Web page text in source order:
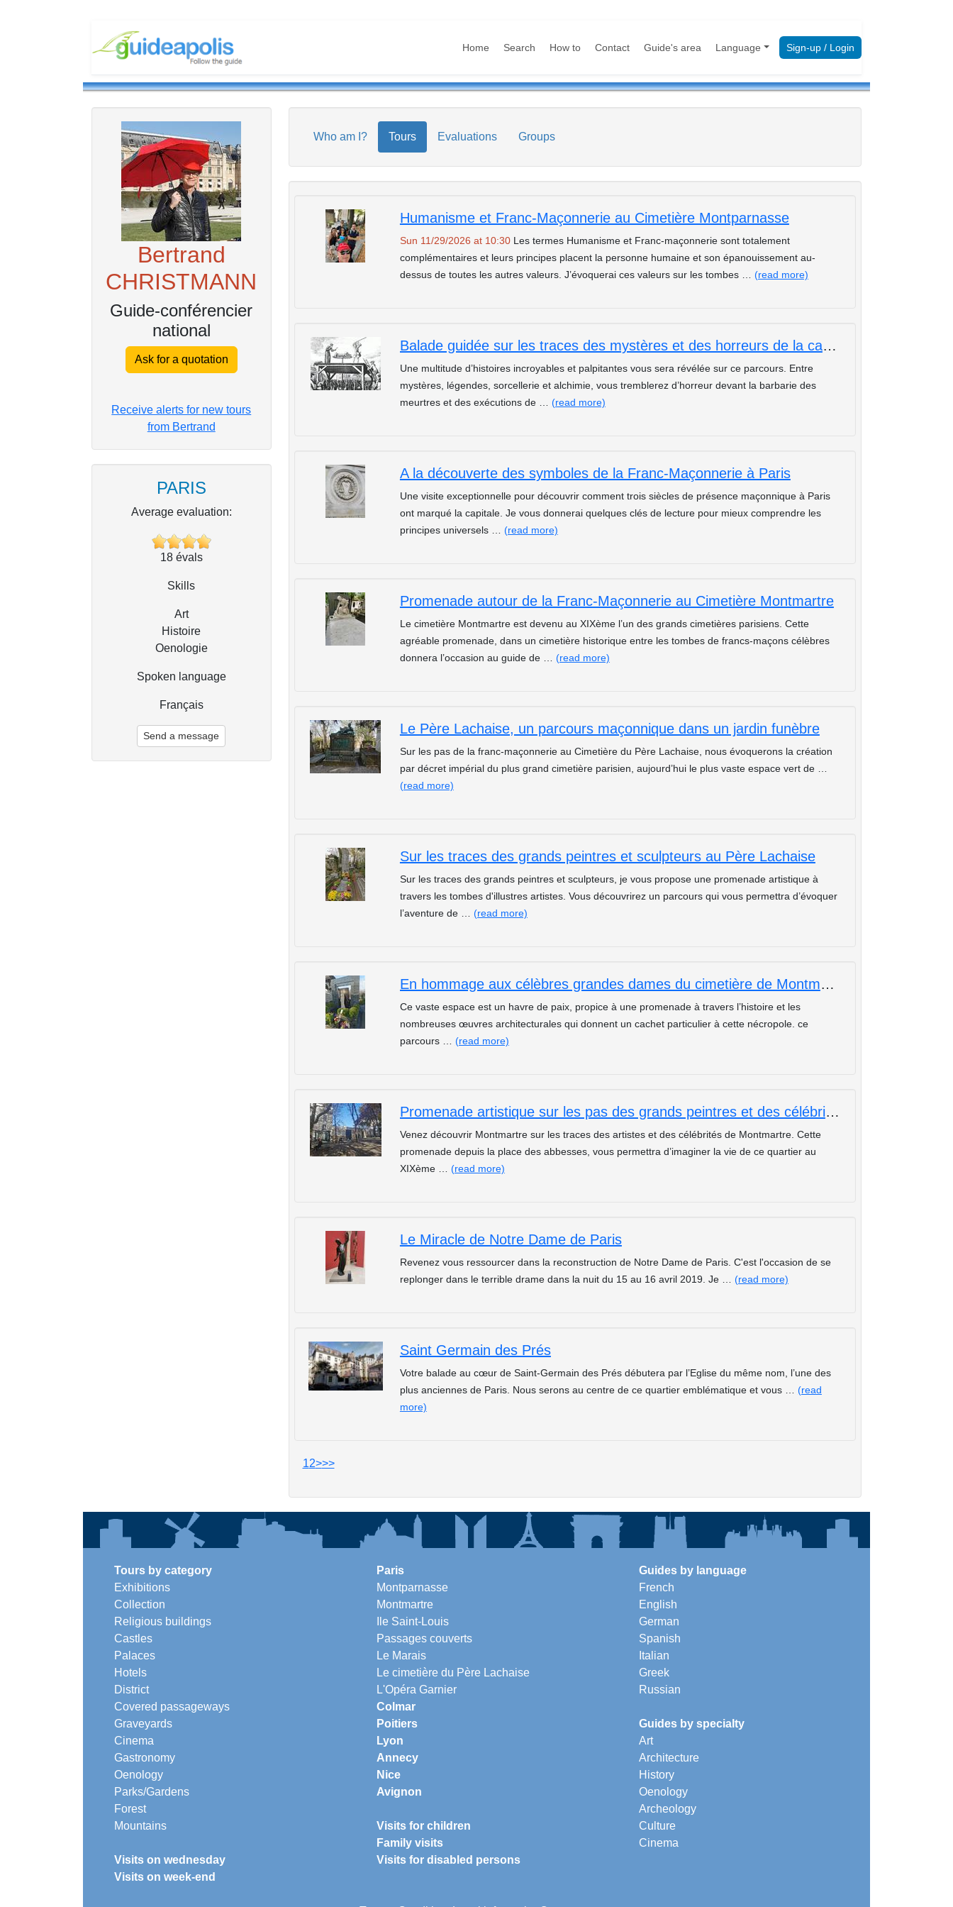
Home Search How to Contact Guide's area Language Sign-up / Login
Bertrand
CHRISTMANN
Guide-conférencier
national
Ask for a quotation
Receive alerts for new tours
from Bertrand
PARIS
Average evaluation:
18évals
Skills
Art
Histoire
Oenologie
Spoken language
Français
Send a message
Who am I? Tours Evaluations Groups
Humanisme et Franc-Maçonnerie au Cimetière Montparnasse
Sun 11/29/2026 at 10:30 Les termes Humanisme et Franc-maçonnerie sont totalement
complémentaires et leurs principes placent la personne humaine et son épanouissement au-
dessus de toutes les autres valeurs. J’évoquerai ces valeurs sur les tombes … (read more)
Balade guidée sur les traces des mystères et des horreurs de la capitale.
Une multitude d’histoires incroyables et palpitantes vous sera révélée sur ce parcours. Entre
mystères, légendes, sorcellerie et alchimie, vous tremblerez d’horreur devant la barbarie des
meurtres et des exécutions de … (read more)
A la découverte des symboles de la Franc-Maçonnerie à Paris
Une visite exceptionnelle pour découvrir comment trois siècles de présence maçonnique à Paris
ont marqué la capitale. Je vous donnerai quelques clés de lecture pour mieux comprendre les
principes universels … (read more)
Promenade autour de la Franc-Maçonnerie au Cimetière Montmartre
Le cimetière Montmartre est devenu au XIXème l’un des grands cimetières parisiens. Cette
agréable promenade, dans un cimetière historique entre les tombes de francs-maçons célèbres
donnera l’occasion au guide de … (read more)
Le Père Lachaise, un parcours maçonnique dans un jardin funèbre
Sur les pas de la franc-maçonnerie au Cimetière du Père Lachaise, nous évoquerons la création
par décret impérial du plus grand cimetière parisien, aujourd’hui le plus vaste espace vert de …
(read more)
Sur les traces des grands peintres et sculpteurs au Père Lachaise
Sur les traces des grands peintres et sculpteurs, je vous propose une promenade artistique à
travers les tombes d'illustres artistes. Vous découvrirez un parcours qui vous permettra d’évoquer
l’aventure de … (read more)
En hommage aux célèbres grandes dames du cimetière de Montmartre
Ce vaste espace est un havre de paix, propice à une promenade à travers l’histoire et les
nombreuses œuvres architecturales qui donnent un cachet particulier à cette nécropole. ce
parcours … (read more)
Promenade artistique sur les pas des grands peintres et des célébrités de Montmartre
Venez découvrir Montmartre sur les traces des artistes et des célébrités de Montmartre. Cette
promenade depuis la place des abbesses, vous permettra d’imaginer la vie de ce quartier au
XIXème … (read more)
Le Miracle de Notre Dame de Paris
Revenez vous ressourcer dans la reconstruction de Notre Dame de Paris. C'est l'occasion de se
replonger dans le terrible drame dans la nuit du 15 au 16 avril 2019. Je … (read more)
Saint Germain des Prés
Votre balade au cœur de Saint-Germain des Prés débutera par l’Eglise du même nom, l’une des
plus anciennes de Paris. Nous serons au centre de ce quartier emblématique et vous … (read
more)
12>>>
Tours by category
Exhibitions
Collection
Religious buildings
Castles
Palaces
Hotels
District
Covered passageways
Graveyards
Cinema
Gastronomy
Oenology
Parks/Gardens
Forest
Mountains
Visits on wednesday
Visits on week-end
Paris
Montparnasse
Montmartre
Ile Saint-Louis
Passages couverts
Le Marais
Le cimetière du Père Lachaise
L'Opéra Garnier
Colmar
Poitiers
Lyon
Annecy
Nice
Avignon
Visits for children
Family visits
Visits for disabled persons
Guides by language
French
English
German
Spanish
Italian
Greek
Russian
Guides by specialty
Art
Architecture
History
Oenology
Archeology
Culture
Cinema